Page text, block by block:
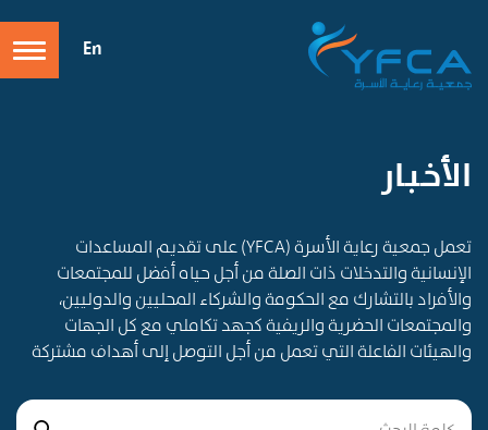
En
الأخـبـار
تعمل جمعية رعاية الأسرة (YFCA) على تقديم المساعدات
الإنسانية والتدخلات ذات الصلة من أجل حياه أفضل للمجتمعات
والأفراد بالتشارك مع الحكومة والشركاء المحليين والدوليين،
والمجتمعات الحضرية والريفية كجهد تكاملي مع كل الجهات
والهيئات الفاعلة التي تعمل من أجل التوصل إلى أهداف مشتركة